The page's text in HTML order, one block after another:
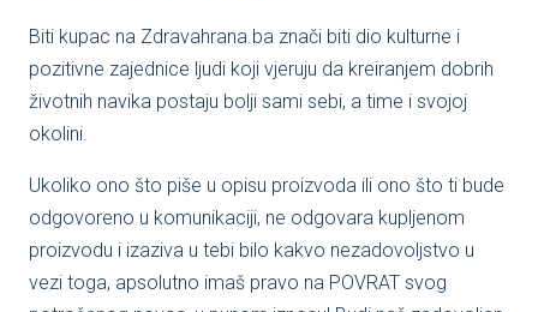
Biti kupac na Zdravahrana.ba znači biti dio kulturne i
pozitivne zajednice ljudi koji vjeruju da kreiranjem dobrih
životnih navika postaju bolji sami sebi, a time i svojoj
okolini.
Ukoliko ono što piše u opisu proizvoda ili ono što ti bude
odgovoreno u komunikaciji, ne odgovara kupljenom
proizvodu i izaziva u tebi bilo kakvo nezadovoljstvo u
vezi toga, apsolutno imaš pravo na POVRAT svog